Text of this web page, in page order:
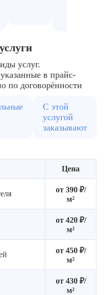
поверхности
до
блеска
услуг.
в прайс-
по договорённости
С этой
услугой
заказывают
Цена
от 390 ₽/
м²
от 420 ₽/
м²
от 450 ₽/
м²
от 430 ₽/
м²